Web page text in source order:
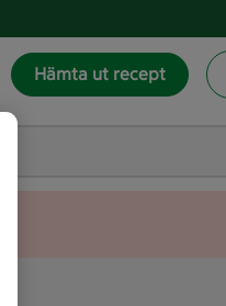
Hämta ut recept